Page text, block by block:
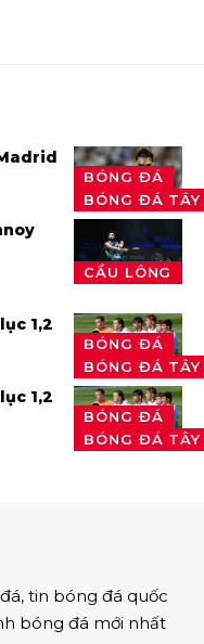
BÓNG ĐÁ
BÓNG ĐÁ
CẦU LÔNG
BÓNG ĐÁ
BÓNG ĐÁ
1,2
BÓNG ĐÁ
BÓNG ĐÁ
1,2
, tin bóng đá quốc
bóng đá mới nhất